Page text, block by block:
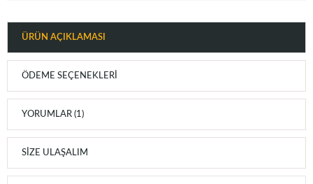
ÜRÜN AÇIKLAMASI
ÖDEME SEÇENEKLERI
YORUMLAR (1)
SIZE ULAŞALIM